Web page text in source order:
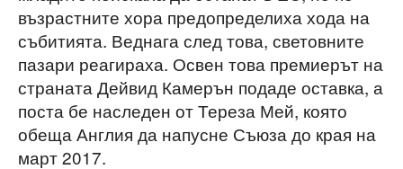
възрастните хора предопределиха хода на
събитията. Веднага след това, световните
пазари реагираха. Освен това премиерът на
страната Дейвид Камерън подаде оставка, а
поста бе наследен от Тереза Мей, която
обеща Англия да напусне Съюза до края на
март 2017.